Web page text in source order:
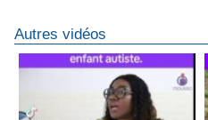
Autres vidéos